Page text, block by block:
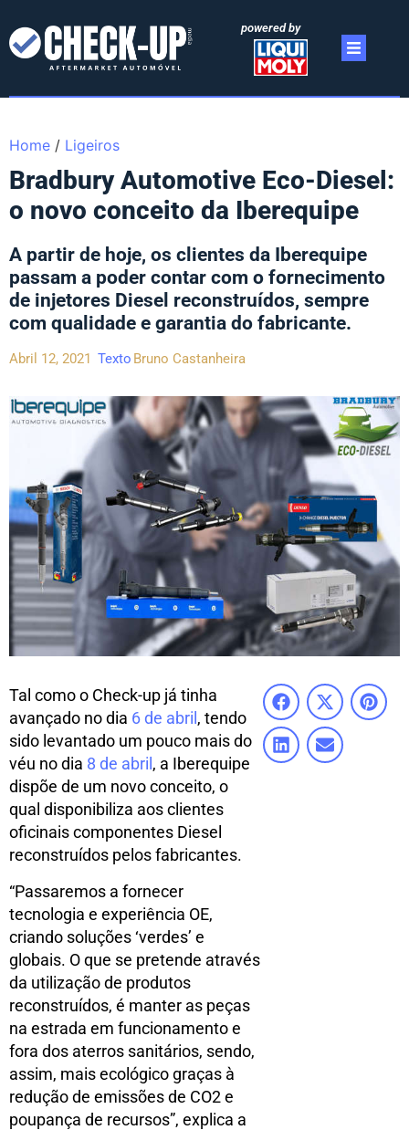
powered by
Home / Ligeiros
Bradbury Automotive Eco-Diesel:
o novo conceito da Iberequipe
A partir de hoje, os clientes da Iberequipe
passam a poder contar com o fornecimento
de injetores Diesel reconstruídos, sempre
com qualidade e garantia do fabricante.
Abril 12, 2021 Texto Bruno Castanheira
Tal como o Check-up já tinha
avançado no dia 6 de abril , tendo
sido levantado um pouco mais do
véu no dia 8 de abril , a Iberequipe
dispõe de um novo conceito, o
qual disponibiliza aos clientes
oficinais componentes Diesel
reconstruídos pelos fabricantes.
“Passaremos a fornecer
tecnologia e experiência OE,
criando soluções ‘verdes’ e
globais. O que se pretende através
da utilização de produtos
reconstruídos, é manter as peças
na estrada em funcionamento e
fora dos aterros sanitários, sendo,
assim, mais ecológico graças à
redução de emissões de CO2 e
poupança de recursos”, explica a